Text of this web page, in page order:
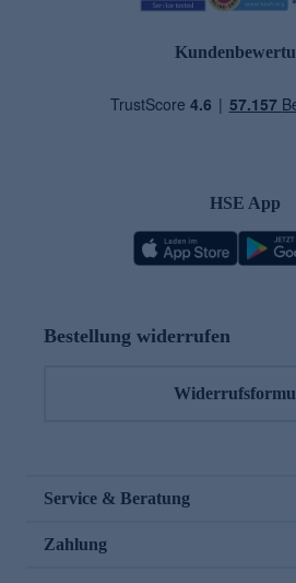
HSE App
Bestellung widerrufen
Service & Beratung
Zahlung